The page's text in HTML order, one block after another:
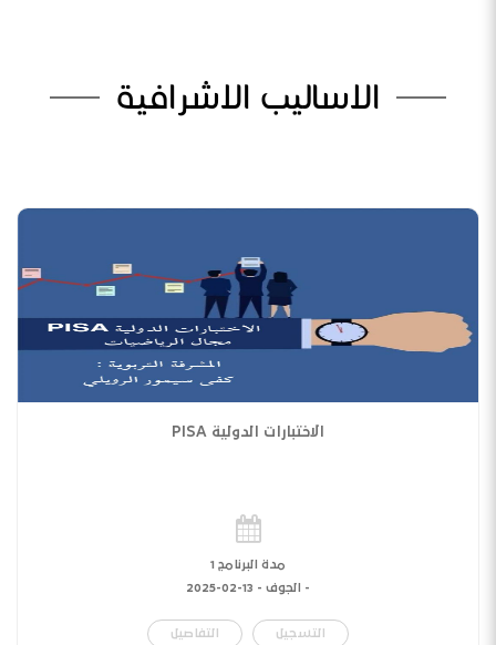
الاساليب الاشرافية
الاختبارات الدولية PISA
مدة البرنامج 1
- الجوف - 13-02-2025
التسجيل التفاصيل